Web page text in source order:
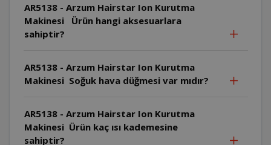
AR5138 - Arzum Hairstar Ion Kurutma
Makinesi Ürün hangi aksesuarlara
sahiptir?
AR5138 - Arzum Hairstar Ion Kurutma
Makinesi Soğuk hava düğmesi var mıdır?
AR5138 - Arzum Hairstar Ion Kurutma
Makinesi Ürün kaç ısı kademesine
sahiptir?